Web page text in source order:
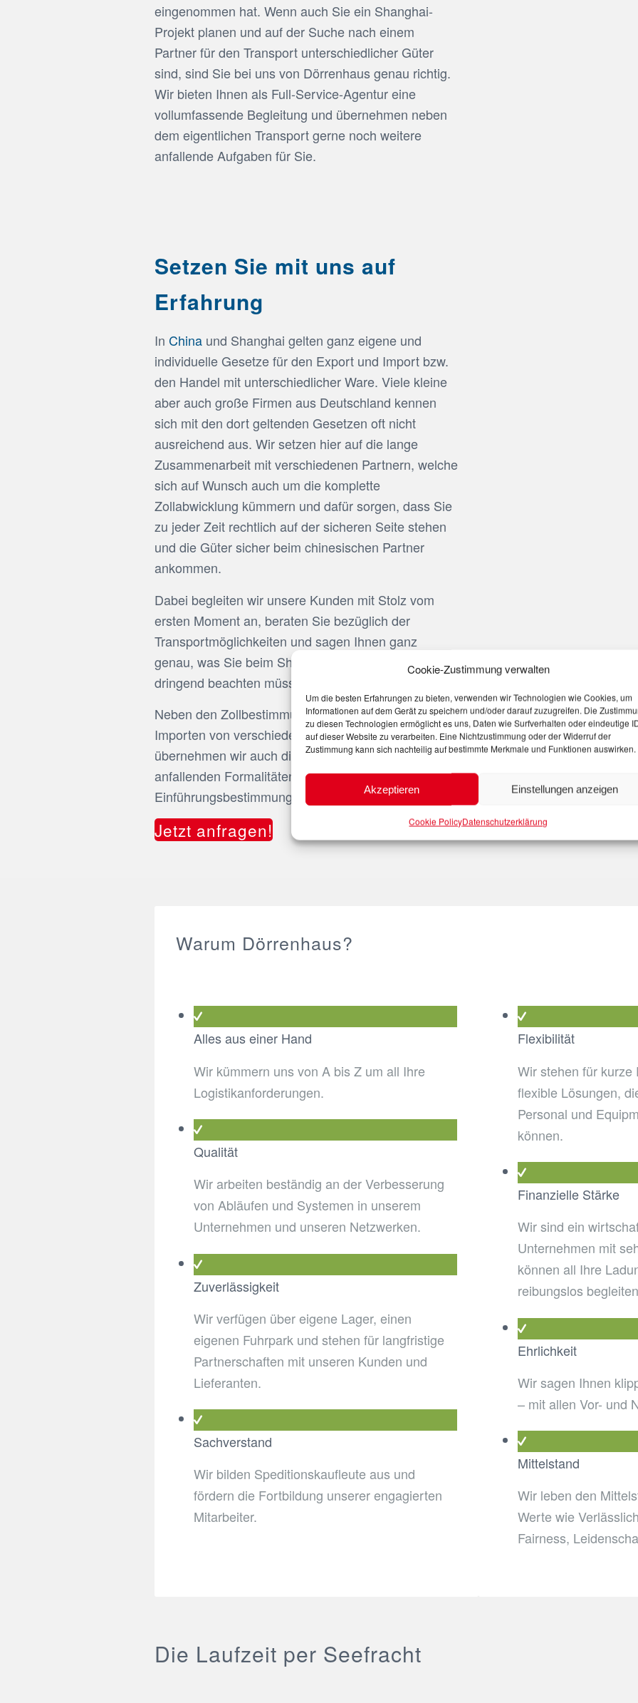
Cookie-Zustimmung verwalten
Um die besten Erfahrungen zu bieten, verwenden wir Technologien wie Cookies, um
Informationen auf dem Gerät zu speichern und/oder darauf zuzugreifen. Die
zu diesen Technologien ermöglicht es uns, Daten wie Surfverhalten oder eindeutige
auf dieser Website zu verarbeiten. Eine Nichtzustimmung oder der Widerruf der
Zustimmung kann sich nachteilig auf bestimmte Merkmale und Funktionen auswirken.
Akzeptieren Einstellungen anzeigen
Cookie PolicyDatenschutzerklärung
eingenommen hat. Wenn auch Sie ein Shanghai-
Projekt planen und auf der Suche nach einem
Partner für den Transport unterschiedlicher Güter
sind, sind Sie bei uns von Dörrenhaus genau richtig.
Wir bieten Ihnen als Full-Service-Agentur eine
vollumfassende Begleitung und übernehmen neben
dem eigentlichen Transport gerne noch weitere
anfallende Aufgaben für Sie.
Setzen Sie mit uns auf
Erfahrung
In China und Shanghai gelten ganz eigene und
individuelle Gesetze für den Export und Import bzw.
den Handel mit unterschiedlicher Ware. Viele kleine
aber auch große Firmen aus Deutschland kennen
sich mit den dort geltenden Gesetzen oft nicht
ausreichend aus. Wir setzen hier auf die lange
Zusammenarbeit mit verschiedenen Partnern, welche
sich auf Wunsch auch um die komplette
Zollabwicklung kümmern und dafür sorgen, dass Sie
zu jeder Zeit rechtlich auf der sicheren Seite stehen
und die Güter sicher beim chinesischen Partner
ankommen.
Dabei begleiten wir unsere Kunden mit Stolz vom
ersten Moment an, beraten Sie bezüglich der
Transportmöglichkeiten und sagen Ihnen ganz
genau, was Sie beim Shanghai Export oder Import
dringend beachten müssen.
Neben den Zollbestimmungen bei den Exporten und
Importen von verschiedenen Warensendungen
übernehmen wir auch die Kommissionierung und alle
anfallenden Formalitäten der individuellen
Einführungsbestimmungen des Landes.
Jetzt anfragen!
Warum Dörrenhaus?
Alles aus einer Hand
Wir kümmern uns von A bis Z um all Ihre
Logistikanforderungen.
Qualität
Wir arbeiten beständig an der Verbesserung
von Abläufen und Systemen in unserem
Unternehmen und unseren Netzwerken.
Zuverlässigkeit
Wir verfügen über eigene Lager, einen
eigenen Fuhrpark und stehen für langfristige
Partnerschaften mit unseren Kunden und
Lieferanten.
Sachverstand
Wir bilden Speditionskaufleute aus und
fördern die Fortbildung unserer engagierten
Mitarbeiter.
Flexibilität
Wir stehen für kurze
flexible Lösungen,
Personal und
können.
Finanzielle Stärke
Wir sind ein
Unternehmen mit
können all Ihre
reibungslos
Ehrlichkeit
Wir sagen Ihnen
– mit allen Vor- und
Mittelstand
Wir leben den
Werte wie
Fairness,
Die Laufzeit per Seefracht